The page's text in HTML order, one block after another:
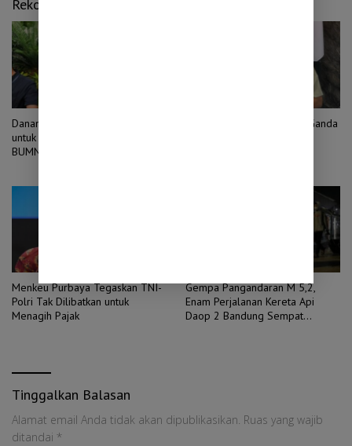
Rekomendasi untuk kamu
Danantara Minta Relaksasi Pajak
untuk Percepat Konsolidasi
BUMN
BGN Temukan 6 Juta Data Ganda
Menkeu Purbaya Tegaskan TNI-
Polri Tak Dilibatkan untuk
Menagih Pajak
Gempa Pangandaran M 5,2,
Enam Perjalanan Kereta Api
Daop 2 Bandung Sempat
Tinggalkan Balasan
Alamat email Anda tidak akan dipublikasikan. Ruas yang wajib
ditandai *